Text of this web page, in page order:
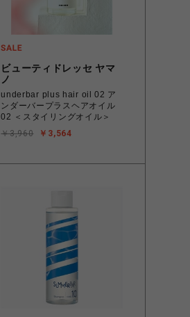
ビューティドレッセ ヤマ
ノ
underbar plus hair oil 02 ア
ンダーバープラスヘアオイル
02 ＜スタイリングオイル＞
￥3,564
￥3,960